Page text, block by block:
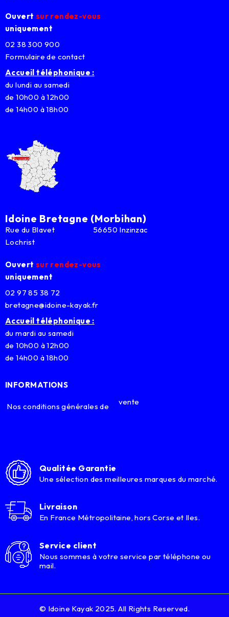
Ouvert sur rendez-vous
uniquement
02 38 300 900
Formulaire de contact
Accueil téléphonique :
du lundi au samedi
de 10h00 à 12h00
de 14h00 à 18h00
Idoine Bretagne (Morbihan)
Rue du Blavet 56650 Inzinzac
Lochrist
Ouvert sur rendez-vous
uniquement
02 97 85 38 72
bretagne@idoine-kayak.fr
Accueil téléphonique :
du mardi au samedi
de 10h00 à 12h00
de 14h00 à 18h00
INFORMATIONS
Nos conditions générales de vente
Qualitée Garantie
Une sélection des meilleures marques du marché.
Livraison
En France Métropolitaine, hors Corse et Iles.
Service client
Nous sommes à votre service par téléphone ou
mail.
© Idoine Kayak 2025. All Rights Reserved.